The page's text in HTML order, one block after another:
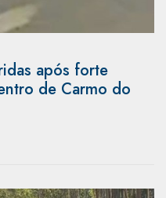
após forte
de Carmo do